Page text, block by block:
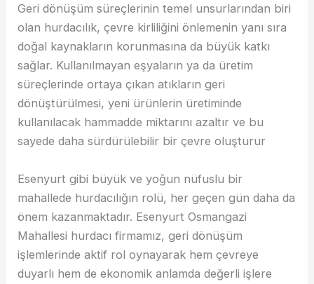
Geri dönüşüm süreçlerinin temel unsurlarından biri
olan hurdacılık, çevre kirliliğini önlemenin yanı sıra
doğal kaynakların korunmasına da büyük katkı
sağlar. Kullanılmayan eşyaların ya da üretim
süreçlerinde ortaya çıkan atıkların geri
dönüştürülmesi, yeni ürünlerin üretiminde
kullanılacak hammadde miktarını azaltır ve bu
sayede daha sürdürülebilir bir çevre oluşturur
Esenyurt gibi büyük ve yoğun nüfuslu bir
mahallede hurdacılığın rolü, her geçen gün daha da
önem kazanmaktadır. Esenyurt Osmangazi
Mahallesi hurdacı firmamız, geri dönüşüm
işlemlerinde aktif rol oynayarak hem çevreye
duyarlı hem de ekonomik anlamda değerli işlere